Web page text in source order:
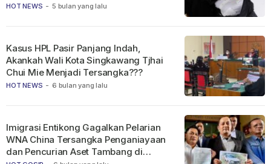
HOT NEWS - 5 bulan yang lalu
HOT NEWS - 6 bulan yang lalu
Kasus HPL Pasir Panjang Indah,
Akankah Wali Kota Singkawang Tjhai
Chui Mie Menjadi Tersangka???
Imigrasi Entikong Gagalkan Pelarian
WNA China Tersangka Penganiayaan
dan Pencurian Aset Tambang di